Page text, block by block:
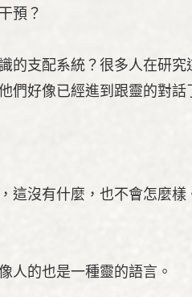
預？
的支配系統？很多人在研
們好像已經進到跟靈的對話
這沒有什麼，也不會怎麼樣
人的也是一種靈的語言。